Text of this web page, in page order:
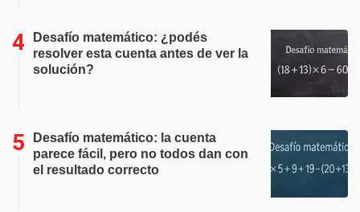
Desafío matemático: ¿podés
resolver esta cuenta antes de ver la
solución?
Desafío matemático: la cuenta
parece fácil, pero no todos dan con
el resultado correcto